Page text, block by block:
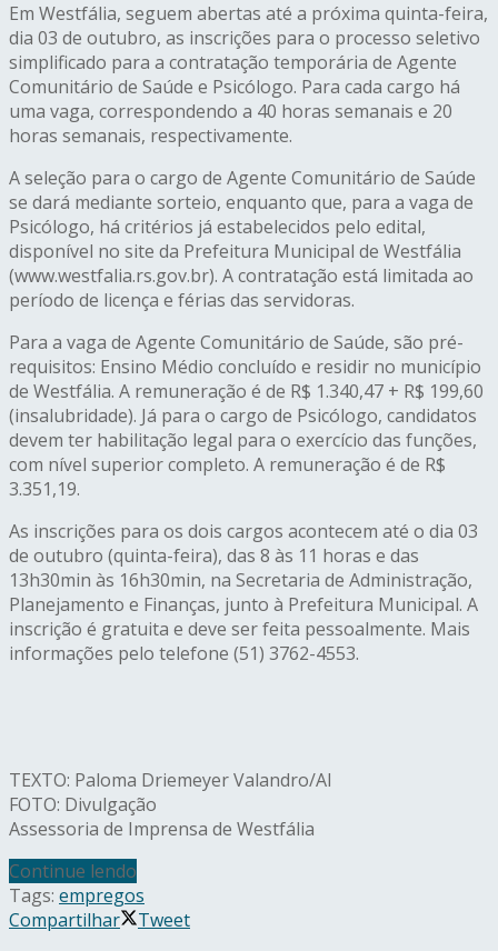
Em Westfália, seguem abertas até a próxima quinta-feira,
dia 03 de outubro, as inscrições para o processo seletivo
simplificado para a contratação temporária de Agente
Comunitário de Saúde e Psicólogo. Para cada cargo há
uma vaga, correspondendo a 40 horas semanais e 20
horas semanais, respectivamente.
A seleção para o cargo de Agente Comunitário de Saúde
se dará mediante sorteio, enquanto que, para a vaga de
Psicólogo, há critérios já estabelecidos pelo edital,
disponível no site da Prefeitura Municipal de Westfália
(www.westfalia.rs.gov.br). A contratação está limitada ao
período de licença e férias das servidoras.
Para a vaga de Agente Comunitário de Saúde, são pré-
requisitos: Ensino Médio concluído e residir no município
de Westfália. A remuneração é de R$ 1.340,47 + R$ 199,60
(insalubridade). Já para o cargo de Psicólogo, candidatos
devem ter habilitação legal para o exercício das funções,
com nível superior completo. A remuneração é de R$
3.351,19.
As inscrições para os dois cargos acontecem até o dia 03
de outubro (quinta-feira), das 8 às 11 horas e das
13h30min às 16h30min, na Secretaria de Administração,
Planejamento e Finanças, junto à Prefeitura Municipal. A
inscrição é gratuita e deve ser feita pessoalmente. Mais
informações pelo telefone (51) 3762-4553.
TEXTO: Paloma Driemeyer Valandro/AI
FOTO: Divulgação
Assessoria de Imprensa de Westfália
Continue lendo
Tags: empregos
Compartilhar
Tweet